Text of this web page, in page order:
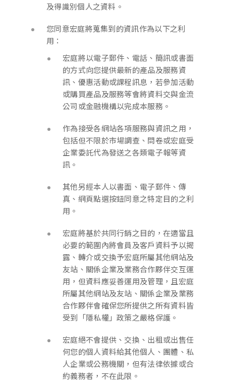
及得識別個人之資料。
您同意宏庭將蒐集到的資訊作為以下之利
用：
宏庭將以電子郵件、電話、簡訊或書面
的方式向您提供最新的產品及服務資
訊、優惠活動或課程訊息，若參加活動
或購買產品及服務等會將資料交與金流
公司或金融機構以完成本服務。
作為接受各網站各項服務與資訊之用，
包括但不限於市場調查、問卷或宏庭受
企業委託代為發送之各類電子報等資
訊。
其他另經本人以書面、電子郵件、傳
真、網頁點選按鈕同意之特定目的之利
用。
宏庭將基於共同行銷之目的，在適當且
必要的範圍內將會員及客戶資料予以揭
露、轉介或交換予宏庭所屬其他網站及
友站、關係企業及業務合作夥伴交互運
用，但資料應妥善運用及管理，且宏庭
所屬其他網站及友站、關係企業及業務
合作夥伴會確保您所提供之所有資料皆
受到「隱私權」政策之嚴格保護。
宏庭絕不會提供、交換、出租或出售任
何您的個人資料給其他個人、團體、私
人企業或公務機關，但有法律依據或合
約義務者，不在此限。